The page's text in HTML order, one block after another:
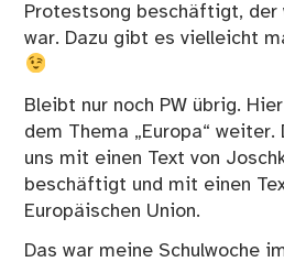
Protestsong beschäftigt,
war. Dazu gibt es vielleicht
Bleibt nur noch PW übrig.
dem Thema „Europa“
uns mit einen Text von
beschäftigt und mit einen
Europäischen Union.
Das war meine Schulwoche